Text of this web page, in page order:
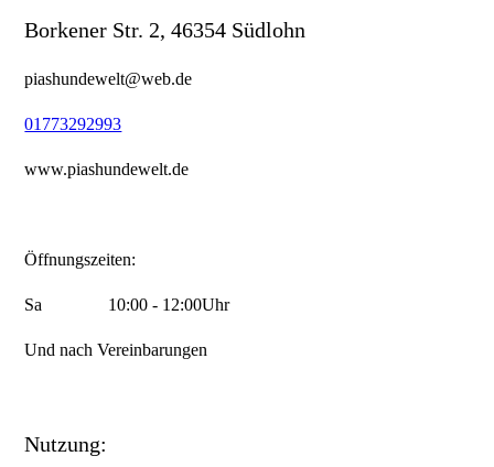
Borkener Str. 2, 46354 Südlohn
piashundewelt@web.de
01773292993
www.piashundewelt.de
Öffnungszeiten:
Sa 10:00 - 12:00Uhr
Und nach Vereinbarungen
Nutzung: